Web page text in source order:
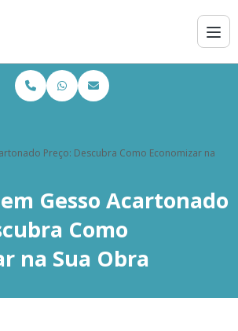
Preço: Descubra Como Economizar na
Gesso Acartonado
Como
na Sua Obra